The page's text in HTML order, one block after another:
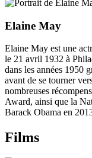
Elaine May
Elaine May est une
le 21 avril 1932 à
dans les années 1950
avant de se tourner
nombreuses
Award, ainsi que la
Barack Obama en
Films